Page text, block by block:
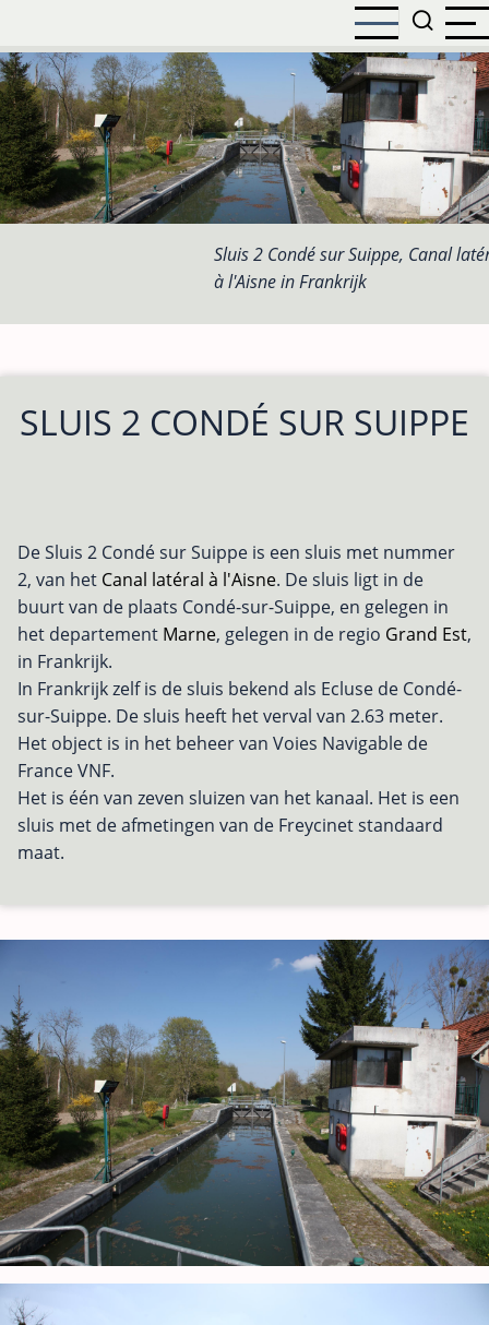
naar
de
inhoud
gaan
Sluis 2 Condé sur Suippe, Canal
à l'Aisne in Frankrijk
SLUIS 2 CONDÉ SUR SUIPPE
De Sluis 2 Condé sur Suippe is een sluis met nummer
2, van het Canal latéral à l'Aisne. De sluis ligt in de
buurt van de plaats Condé-sur-Suippe, en gelegen in
het departement Marne, gelegen in de regio Grand Est,
in Frankrijk.
In Frankrijk zelf is de sluis bekend als Ecluse de Condé-
sur-Suippe. De sluis heeft het verval van 2.63 meter.
Het object is in het beheer van Voies Navigable de
France VNF.
Het is één van zeven sluizen van het kanaal. Het is een
sluis met de afmetingen van de Freycinet standaard
maat.